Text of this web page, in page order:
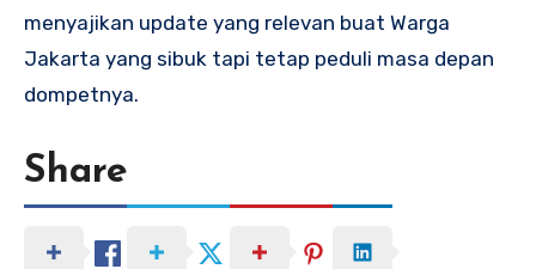
menyajikan update yang relevan buat Warga
Jakarta yang sibuk tapi tetap peduli masa depan
dompetnya.
Share